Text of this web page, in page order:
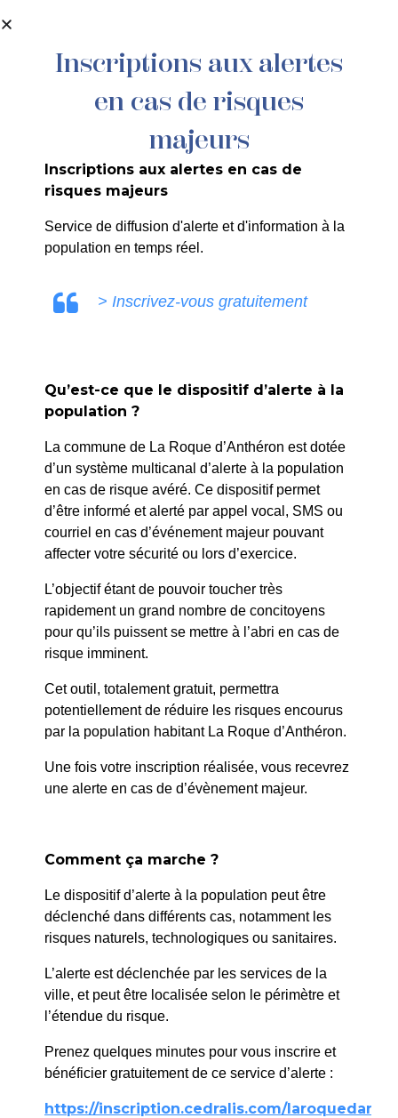
principal
Conférence
l’Art
BRISER LE QUATRIÈME
MUR QUAND L’ART
NOUS FAIT ENTRER
DANS LE TABLEAU
Depuis la Renaissance,
certains artistes ont osé
rompre la frontière entre
contemple. À partir des
oeuvres « Des époux
Arnolfini » de Van Eyck
Médiathèque
14h45
13 décembre
Inscriptions aux alertes
en cas de risques
majeurs
Inscriptions aux alertes en cas de
risques majeurs
Service de diffusion d'alerte et d'information à la
population en temps réel.
> Inscrivez-vous gratuitement
Qu’est-ce que le dispositif d’alerte à la
population ?
La commune de La Roque d’Anthéron est dotée
d’un système multicanal d’alerte à la population
en cas de risque avéré. Ce dispositif permet
d’être informé et alerté par appel vocal, SMS ou
courriel en cas d’événement majeur pouvant
affecter votre sécurité ou lors d’exercice.
L’objectif étant de pouvoir toucher très
rapidement un grand nombre de concitoyens
pour qu’ils puissent se mettre à l’abri en cas de
risque imminent.
Cet outil, totalement gratuit, permettra
potentiellement de réduire les risques encourus
par la population habitant La Roque d’Anthéron.
Une fois votre inscription réalisée, vous recevrez
une alerte en cas de d’évènement majeur.
Comment ça marche ?
Le dispositif d’alerte à la population peut être
déclenché dans différents cas, notamment les
risques naturels, technologiques ou sanitaires.
L’alerte est déclenchée par les services de la
ville, et peut être localisée selon le périmètre et
l’étendue du risque.
Prenez quelques minutes pour vous inscrire et
bénéficier gratuitement de ce service d’alerte :
https://inscription.cedralis.com/